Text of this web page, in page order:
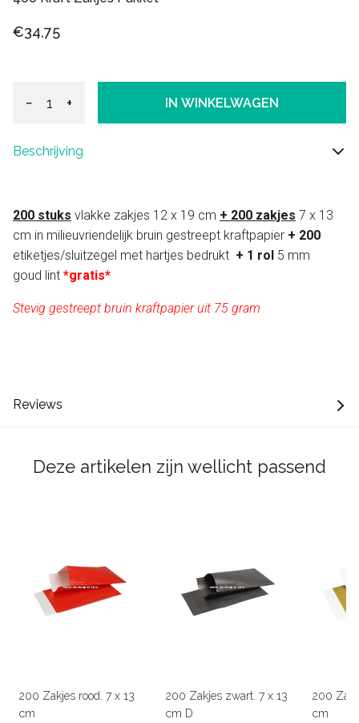
€34,75
− + IN WINKELWAGEN
Beschrijving
200 stuks vlakke zakjes 12 x 19 cm + 200 zakjes 7 x 13
cm in milieuvriendelijk bruin gestreept kraftpapier + 200
etiketjes/sluitzegel met hartjes bedrukt + 1 rol 5 mm
goud lint *gratis*
Stevig gestreept bruin kraftpapier uit 75 gram
Reviews
Deze artikelen zijn wellicht passend
200 Zakjes rood. 7 x 13
cm
200 Zakjes zwart. 7 x 13
cm D
200
cm